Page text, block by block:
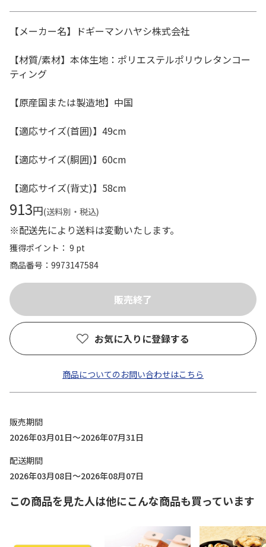
【メーカー名】ドギーマンハヤシ株式会社
【材質/素材】本体生地：ポリエステルポリウレタンコー
ティング
【原産国または製造地】中国
【適応サイズ(首囲)】49cm
【適応サイズ(胴囲)】60cm
【適応サイズ(背丈)】58cm
913円(送料別・税込)
※配送先により送料は変動いたします。
獲得ポイント： 9 pt
商品番号
9973147584
お気に入りに登録する
商品についてのお問い合わせはこちら
販売期間
2026年03月01日～2026年07月31日
配送期間
2026年03月08日～2026年08月07日
この商品を見た人は他にこんな商品も買っています